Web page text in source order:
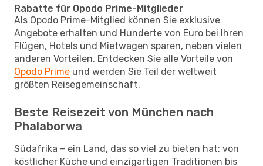
Rabatte für Opodo Prime-Mitglieder
Als Opodo Prime-Mitglied können Sie exklusive
Angebote erhalten und Hunderte von Euro bei Ihren
Flügen, Hotels und Mietwagen sparen, neben vielen
anderen Vorteilen. Entdecken Sie alle Vorteile von
Opodo Prime und werden Sie Teil der weltweit
größten Reisegemeinschaft.
Beste Reisezeit von München nach
Phalaborwa
Südafrika – ein Land, das so viel zu bieten hat: von
köstlicher Küche und einzigartigen Traditionen bis